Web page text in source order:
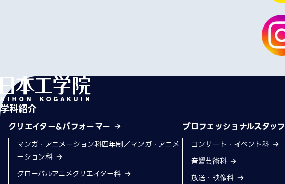
学科紹介
クリエイター&パフォーマー
マンガ・アニメーション科四年制／マンガ・アニメ
ーション科
グローバルアニメクリエイター科
プロフェッショナルスタッフ
コンサート・イベント科
音響芸術科
放送・映像科